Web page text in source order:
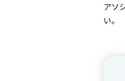
アソ
い。